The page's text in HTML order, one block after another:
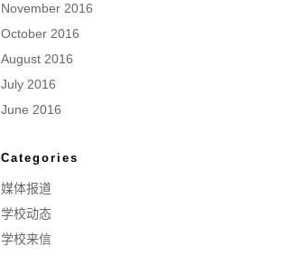
November 2016
October 2016
August 2016
July 2016
June 2016
Categories
媒体报道
学校动态
学校来信